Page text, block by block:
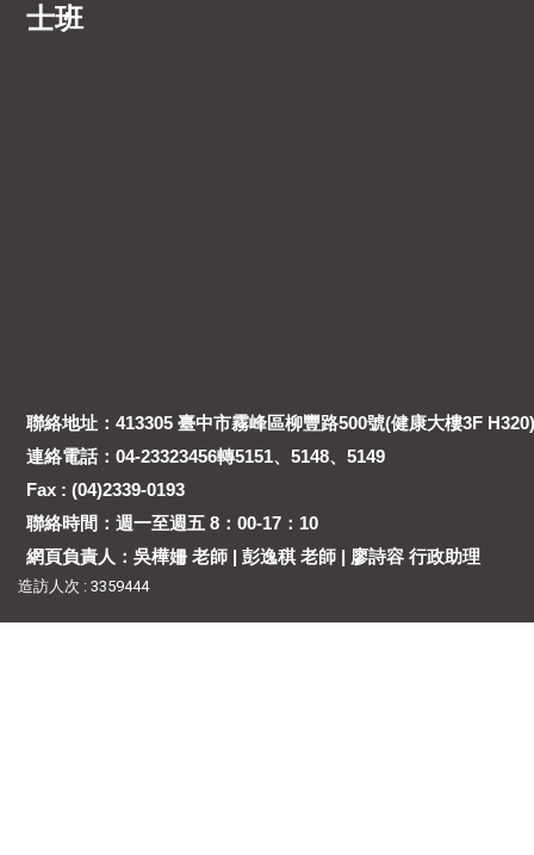
士班
聯絡地址：413305 臺中市霧峰區柳豐路500號(健康大樓3F H320)
連絡電話：04-23323456轉5151、5148、5149
Fax : (04)2339-0193
聯絡時間：週一至週五 8：00-17：10
網頁負責人：吳樺姍 老師 | 彭逸稘 老師 | 廖詩容 行政助理
造訪人次 : 3359444